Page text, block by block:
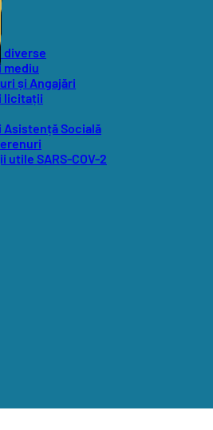
diverse
mediu
și Angajări
licitații
Socială
utile SARS-COV-2